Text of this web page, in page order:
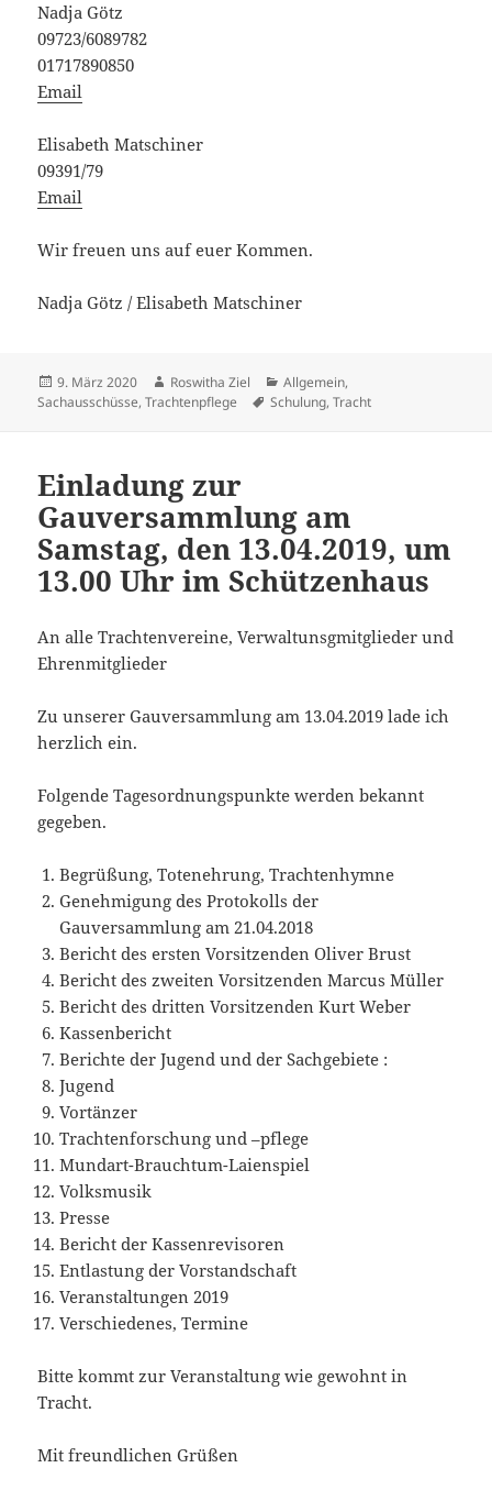
Nadja Götz
09723/6089782
01717890850
Email
Elisabeth Matschiner
09391/79
Email
Wir freuen uns auf euer Kommen.
Nadja Götz / Elisabeth Matschiner
Veröffentlicht
am
9. März 2020 Autor
Roswitha Ziel Kategorien
Allgemein,
Sachausschüsse,Trachtenpflege Schlagwörter
Schulung,Tracht
Einladung zur
Gauversammlung am
Samstag, den 13.04.2019, um
13.00 Uhr im Schützenhaus
An alle Trachtenvereine, Verwaltunsgmitglieder und
Ehrenmitglieder
Zu unserer Gauversammlung am 13.04.2019 lade ich
herzlich ein.
Folgende Tagesordnungspunkte werden bekannt
gegeben.
Begrüßung, Totenehrung, Trachtenhymne
Genehmigung des Protokolls der
Gauversammlung am 21.04.2018
Bericht des ersten Vorsitzenden Oliver Brust
Bericht des zweiten Vorsitzenden Marcus Müller
Bericht des dritten Vorsitzenden Kurt Weber
Kassenbericht
Berichte der Jugend und der Sachgebiete :
Jugend
Vortänzer
Trachtenforschung und –pflege
Mundart-Brauchtum-Laienspiel
Volksmusik
Presse
Bericht der Kassenrevisoren
Entlastung der Vorstandschaft
Veranstaltungen 2019
Verschiedenes, Termine
Bitte kommt zur Veranstaltung wie gewohnt in
Tracht.
Mit freundlichen Grüßen